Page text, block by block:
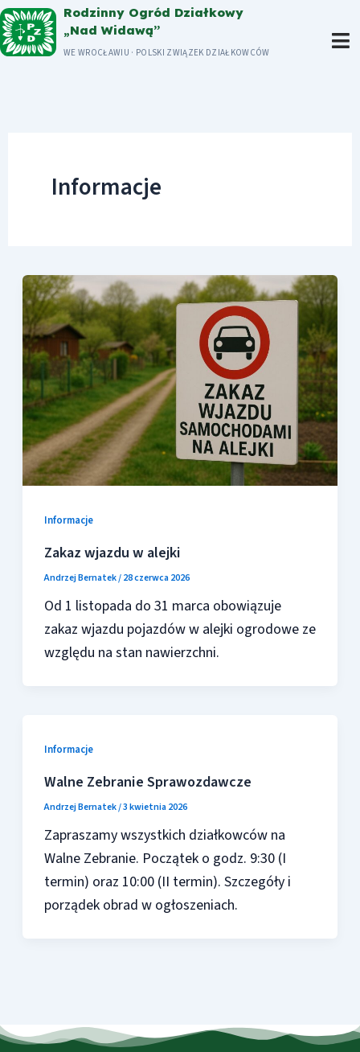
Przejdź
do
treści
Rodzinny Ogród Działkowy
„Nad Widawą”
WE WROCŁAWIU · POLSKI ZWIĄZEK DZIAŁKOWCÓW
Informacje
Informacje
Zakaz wjazdu w alejki
Andrzej Bernatek/28 czerwca 2026
Od 1 listopada do 31 marca obowiązuje
zakaz wjazdu pojazdów w alejki ogrodowe ze
względu na stan nawierzchni.
Informacje
Walne Zebranie Sprawozdawcze
Andrzej Bernatek/3 kwietnia 2026
Zapraszamy wszystkich działkowców na
Walne Zebranie. Początek o godz. 9:30 (I
termin) oraz 10:00 (II termin). Szczegóły i
porządek obrad w ogłoszeniach.